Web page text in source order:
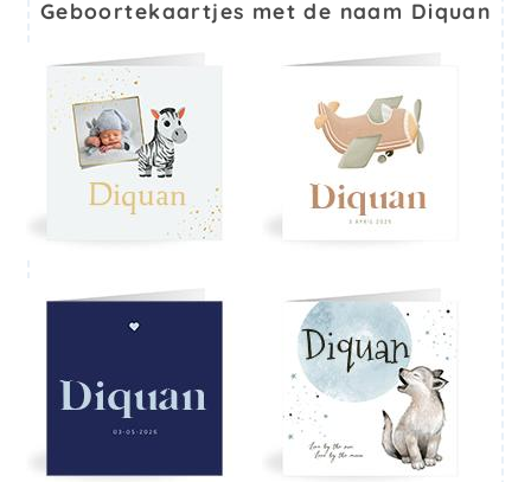
Geboortekaartjes met de naam Diquan